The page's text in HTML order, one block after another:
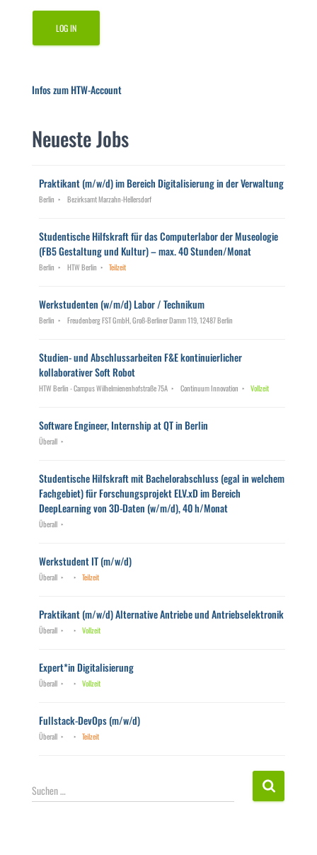
Infos zum HTW-Account
Neueste Jobs
Praktikant (m/w/d) im Bereich Digitalisierung in der Verwaltung
Berlin Bezirksamt Marzahn-Hellersdorf
Studentische Hilfskraft für das Computerlabor der Museologie
(FB5 Gestaltung und Kultur) – max. 40 Stunden/Monat
Berlin HTW Berlin Teilzeit
Werkstudenten (w/m/d) Labor / Technikum
Berlin Freudenberg FST GmbH, Groß-Berliner Damm 119, 12487 Berlin
Studien- und Abschlussarbeiten F&E kontinuierlicher
kollaborativer Soft Robot
HTW Berlin - Campus Wilhelmienenhofstraße 75A Continuum Innovation Vollzeit
Software Engineer, Internship at QT in Berlin
Überall
Studentische Hilfskraft mit Bachelorabschluss (egal in welchem
Fachgebiet) für Forschungsprojekt ELV.xD im Bereich
DeepLearning von 3D-Daten (w/m/d), 40 h/Monat
Überall
Werkstudent IT (m/w/d)
Überall Teilzeit
Praktikant (m/w/d) Alternative Antriebe und Antriebselektronik
Überall Vollzeit
Expert*in Digitalisierung
Überall Vollzeit
Fullstack-DevOps (m/w/d)
Überall Teilzeit
S
u
Suchen …